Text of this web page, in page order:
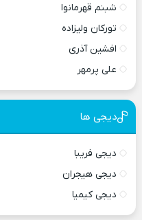
شبنم قهرمانوا
تورکان ولیزاده
افشین آذری
علی پرمهر
دیجی ها
دیجی فریبا
دیجی هیجران
دیجی کیمیا